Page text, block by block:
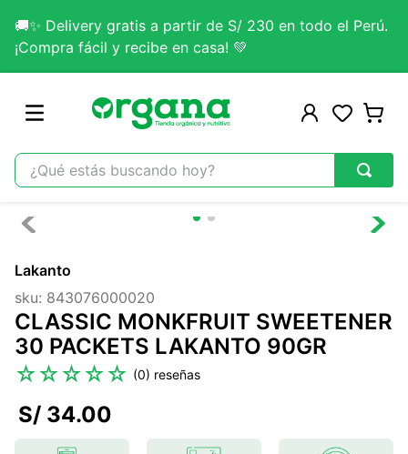
🚚✨ Delivery gratis a partir de S/ 230 en todo el Perú.
¡Compra fácil y recibe en casa! 💚
¿Qué estás buscando hoy?
TÉRMINOS MÁS BUSCADOS
2.
citrato magnesio
3.
colageno
4.
kefir
5 .
glicinato magnesio
Lakanto
sku: 843076000020
CLASSIC MONKFRUIT SWEETENER
30 PACKETS LAKANTO 90GR
☆☆☆☆☆ (0)
S/ 34.00